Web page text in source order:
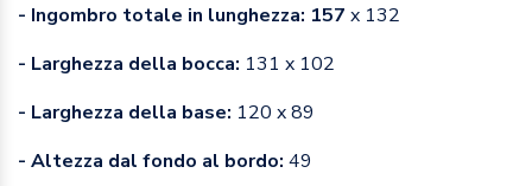
- Ingombro totale in lunghezza: 157 x 132
- Larghezza della bocca: 131 x 102
- Larghezza della base: 120 x 89
- Altezza dal fondo al bordo: 49